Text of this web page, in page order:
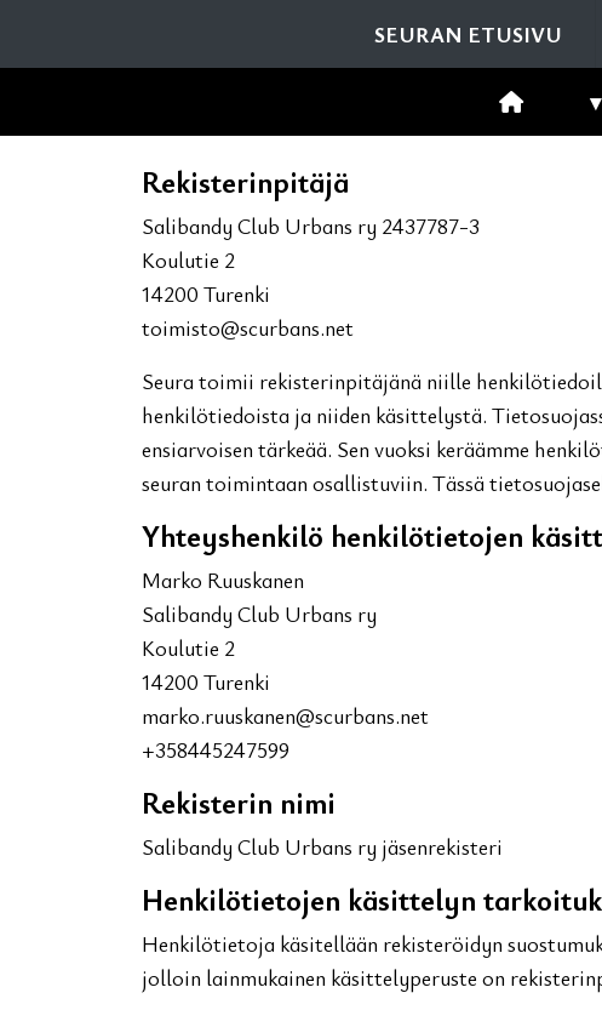
SEURAN ETUSIVU
▾
Rekisterinpitäjä
Salibandy Club Urbans ry 2437787-3
Koulutie 2
14200 Turenki
toimisto@scurbans.net
Seura toimii rekisterinpitäjänä niille
henkilötiedoista ja niiden käsittelystä.
ensiarvoisen tärkeää. Sen vuoksi keräämme
seuran toimintaan osallistuviin. Tässä
Yhteyshenkilö henkilötietojen
Marko Ruuskanen
Salibandy Club Urbans ry
Koulutie 2
14200 Turenki
marko.ruuskanen@scurbans.net
+358445247599
Rekisterin nimi
Salibandy Club Urbans ry jäsenrekisteri
Henkilötietojen käsittelyn
Henkilötietoja käsitellään rekisteröidyn
jolloin lainmukainen käsittelyperuste on